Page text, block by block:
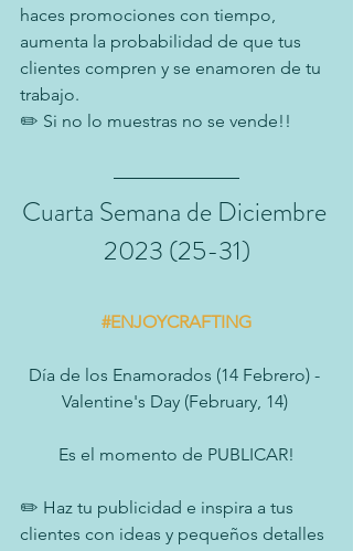
haces promociones con tiempo,
aumenta la probabilidad de que tus
clientes compren y se enamoren de tu
trabajo.
✏️ Si no lo muestras no se vende!!
Cuarta Semana de Diciembre
2023 (25-31)
#ENJOYCRAFTING
Día de los Enamorados (14 Febrero) -
Valentine's Day (February, 14)
Es el momento de PUBLICAR!
✏️ Haz tu publicidad e inspira a tus
clientes con ideas y pequeños detalles